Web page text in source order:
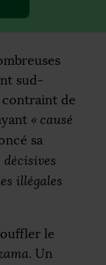
sud-
contraint de
« causé
sa
illégales
le
. Un